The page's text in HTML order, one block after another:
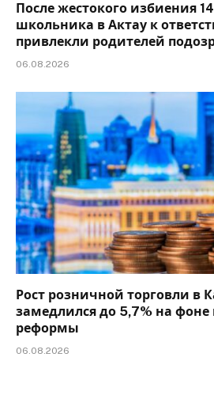
После жестокого избиения
школьника в Актау к
привлекли родителей
06.08.2026
Рост розничной торговли в
замедлился до 5,7% на фоне
реформы
06.08.2026